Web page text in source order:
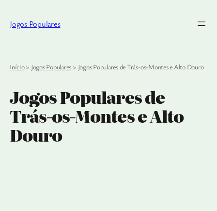
Jogos Populares
Início> Jogos Populares > Jogos Populares de Trás-os-Montes e Alto Douro
Jogos Populares de
Trás-os-Montes e Alto
Douro